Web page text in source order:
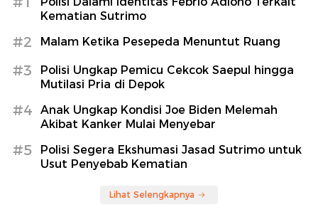
Kematian Sutrimo
#2 Malam Ketika Pesepeda Menuntut Ruang
#3
Polisi Ungkap Pemicu Cekcok Saepul hingga
Mutilasi Pria di Depok
#4
Anak Ungkap Kondisi Joe Biden Melemah
Akibat Kanker Mulai Menyebar
#5
Polisi Segera Ekshumasi Jasad Sutrimo untuk
Usut Penyebab Kematian
Lihat Selengkapnya